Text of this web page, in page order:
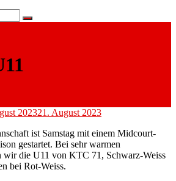
202321. August 2023
ist Samstag mit einem Midcourt-
gestartet. Bei sehr warmen
wir die U11 von KTC 71, Schwarz-Weiss
bei Rot-Weiss.